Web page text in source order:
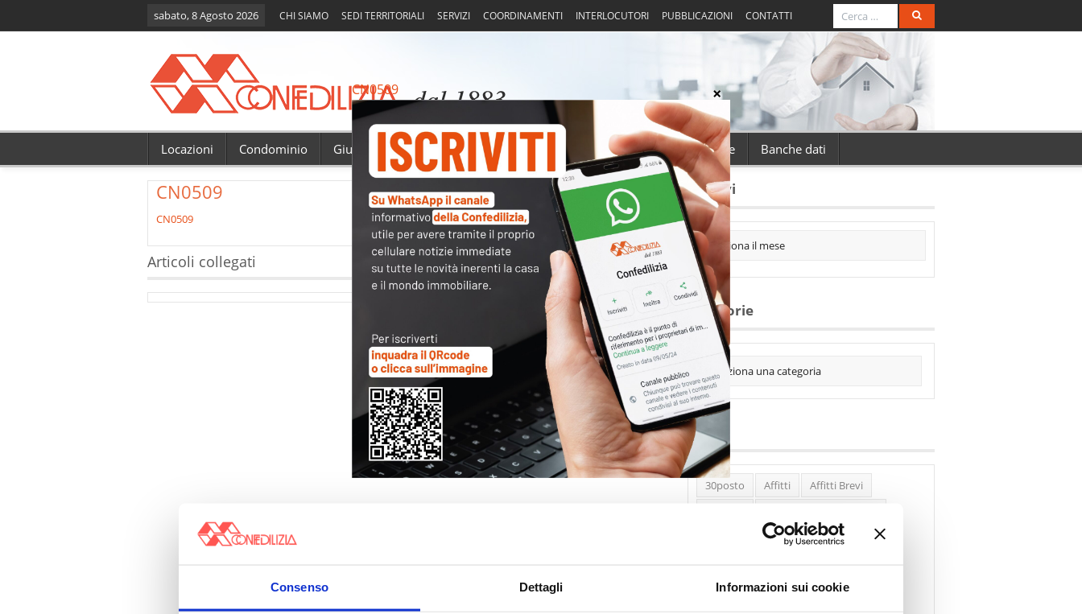
Consenso Dettagli Informazioni sui cookie
sabato, 8 Agosto 2026 CHI SIAMO SEDI TERRITORIALI SERVIZI COORDINAMENTI INTERLOCUTORI PUBBLICAZIONI CONTATTI
Locazioni Condominio Giurisprudenza Fisco Portierato Intorno alla casa Notizie Banche dati
CN0509
CN0509
Articoli collegati
Archivi
Categorie
Tag
30posto Affitti
Affitti Brevi
Banca Woolwich
Bilocali
Cambioabitazione
Carenza Alloggi
CN0509